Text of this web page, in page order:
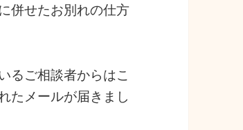
併せたお別れの仕方
るご相談者からはこ
たメールが届きまし